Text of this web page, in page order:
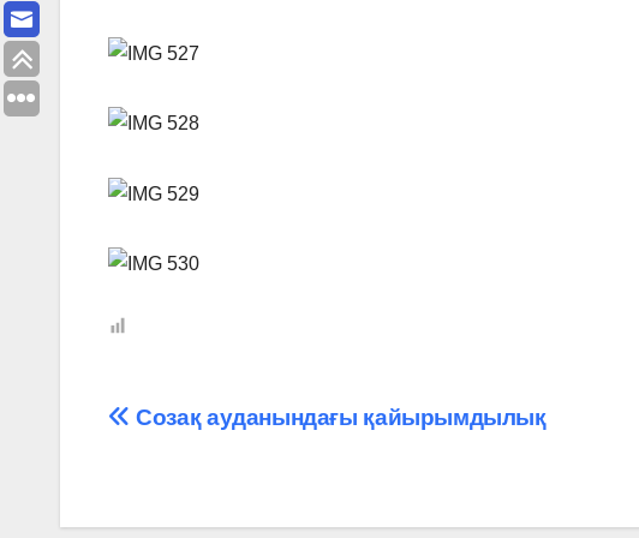
Навигация
записям
Созақ ауданындағы қайырымдылық